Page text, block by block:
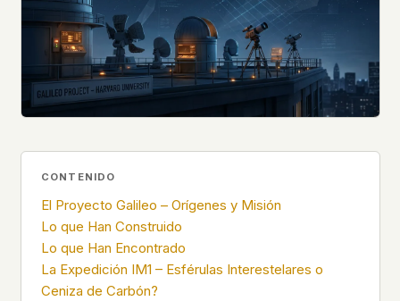
Español
Français
Português
Even our search runs entirely in your browser.
Our fonts are self-hosted. Nothing is loaded from
Google, Facebook, Amazon, Cloudflare, or any
other third party. When you visit UFOUAP, the
only server that knows is ours.
If you submit a sighting report, we receive
address, no device info, no metadata.
site. We don't know which articles are popular.
We can't tell where our readers come from,
what devices they use, or whether they come
back. Every other news site has this data. We
CONTENIDO
El Proyecto Galileo – Orígenes y Misión
Lo que Han Construido
Lo que Han Encontrado
La Expedición IM1 – Esférulas Interestelares o
Ceniza de Carbón?